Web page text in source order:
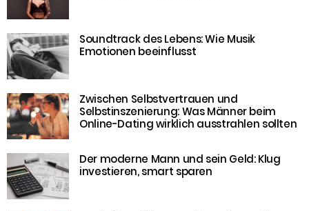
Soundtrack des Lebens: Wie Musik
Emotionen beeinflusst
Zwischen Selbstvertrauen und
Selbstinszenierung: Was Männer beim
Online-Dating wirklich ausstrahlen sollten
Der moderne Mann und sein Geld: Klug
investieren, smart sparen